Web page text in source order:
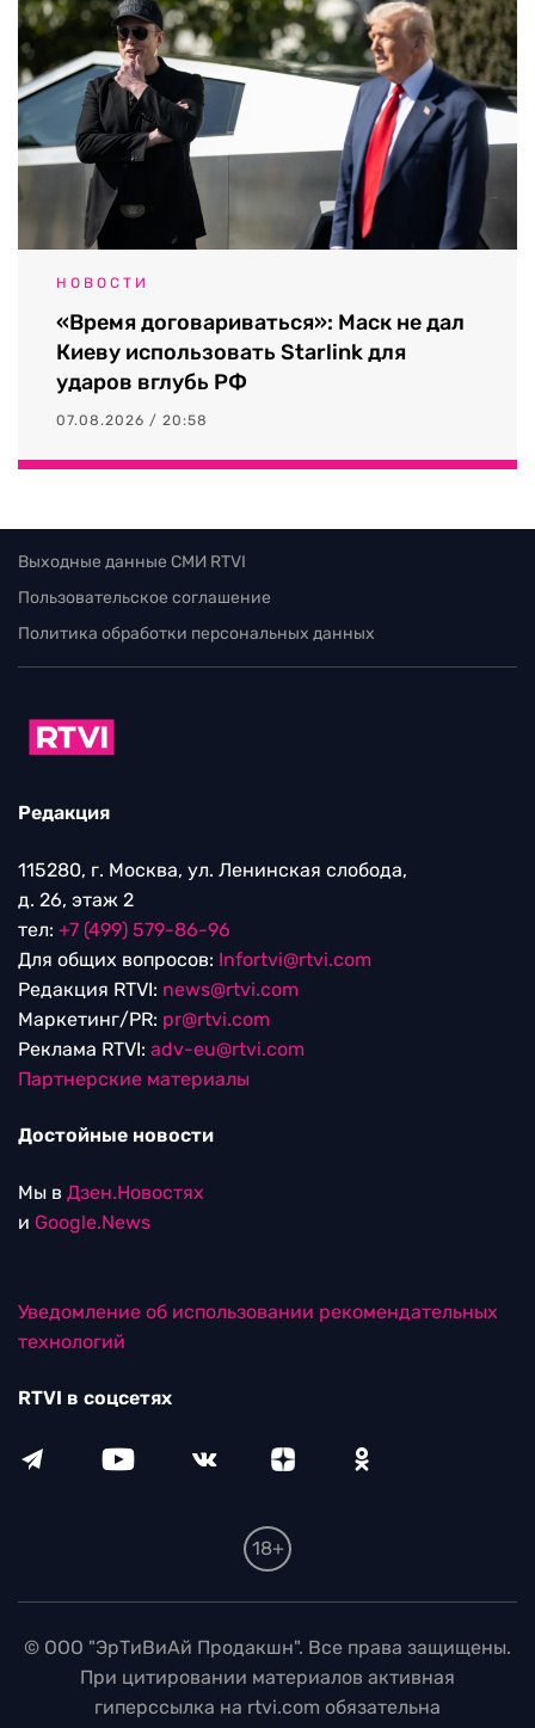
НОВОСТИ
«Время договариваться»: Маск не дал
Киеву использовать Starlink для
ударов вглубь РФ
07.08.2026 / 20:58
Выходные данные СМИ RTVI
Пользовательское соглашение
Политика обработки персональных данных
Редакция
115280, г. Москва, ул. Ленинская слобода,
д. 26, этаж 2
тел: +7 (499) 579-86-96
Для общих вопросов: Infortvi@rtvi.com
Редакция RTVI: news@rtvi.com
Маркетинг/PR: pr@rtvi.com
Реклама RTVI: adv-eu@rtvi.com
Партнерские материалы
Достойные новости
Мы в Дзен.Новостях
и Google.News
Уведомление об использовании рекомендательных
технологий
RTVI в соцсетях
18+
© ООО "ЭрТиВиАй Продакшн". Все права защищены.
При цитировании материалов активная
гиперссылка на rtvi.com обязательна